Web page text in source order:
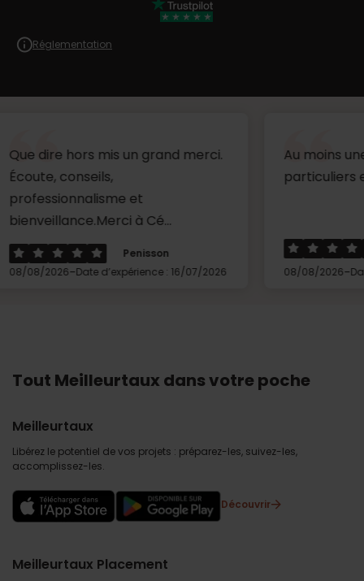
Réglementation
mis un grand merci.
et
à Cé...
Penisson
Date d’expérience : 16/07/2026
Au moins une solution
particuliers en
08/08/2026
Date
Tout Meilleurtaux dans votre poche
Meilleurtaux
Libérez le potentiel de vos projets : préparez-les, suivez-les,
accomplissez-les.
Découvrir
Meilleurtaux Placement